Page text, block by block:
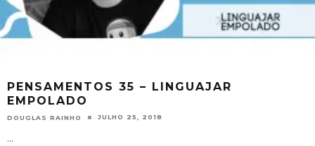
PENSAMENTOS 35 – LINGUAJAR
EMPOLADO
DOUGLAS RAINHO JULHO 25, 2018
...